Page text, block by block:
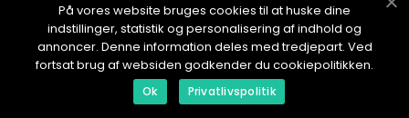
Om oss
Cookies
Kontakt Oss
På vores website bruges cookies til at huske dine
indstillinger, statistik og personalisering af indhold og
annoncer. Denne information deles med tredjepart. Ved
fortsat brug af websiden godkender du cookiepolitikken.
Ok Privatlivspolitik